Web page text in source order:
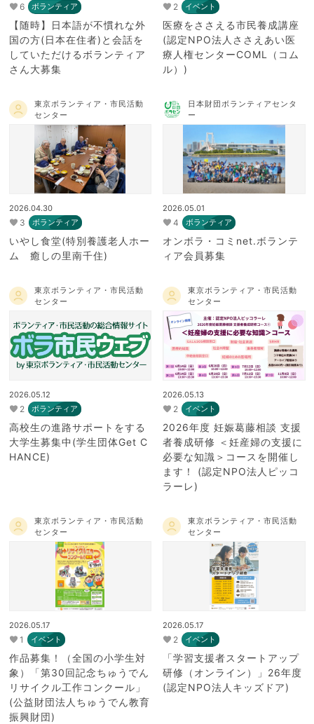
6 ボランティア
【随時】日本語が不慣れな外
国の方(日本在住者)と会話を
していただけるボランティア
さん大募集
2 イベント
医療をささえる市民養成講座
(認定NPO法人ささえあい医
療人権センターCOML（コム
ル）)
東京ボランティア・市民活動
センター
2026.04.30
3 ボランティア
いやし食堂(特別養護老人ホー
ム 癒しの里南千住)
日本財団ボランティアセンタ
ー
2026.05.01
4 ボランティア
オンボラ・コミnet.ボランテ
ィア会員募集
東京ボランティア・市民活動
センター
2026.05.12
2 ボランティア
高校生の進路サポートをする
大学生募集中(学生団体Get C
HANCE)
東京ボランティア・市民活動
センター
2026.05.13
2 イベント
2026年度 妊娠葛藤相談 支援
者養成研修 ＜妊産婦の支援に
必要な知識＞コースを開催し
ます！ (認定NPO法人ピッコ
ラーレ)
東京ボランティア・市民活動
センター
2026.05.17
1 イベント
作品募集！（全国の小学生対
象）「第30回記念ちゅうでん
リサイクル工作コンクール」
(公益財団法人ちゅうでん教育
振興財団)
東京ボランティア・市民活動
センター
2026.05.17
2 イベント
「学習支援者スタートアップ
研修（オンライン）」26年度
(認定NPO法人キッズドア)